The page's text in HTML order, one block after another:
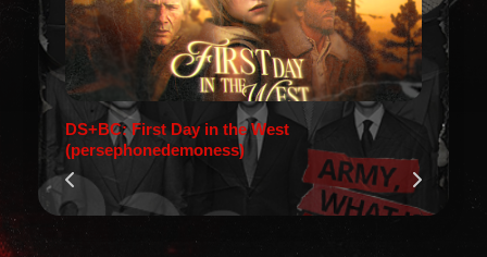
DS+BC: First Day in the West
(persephonedemoness)